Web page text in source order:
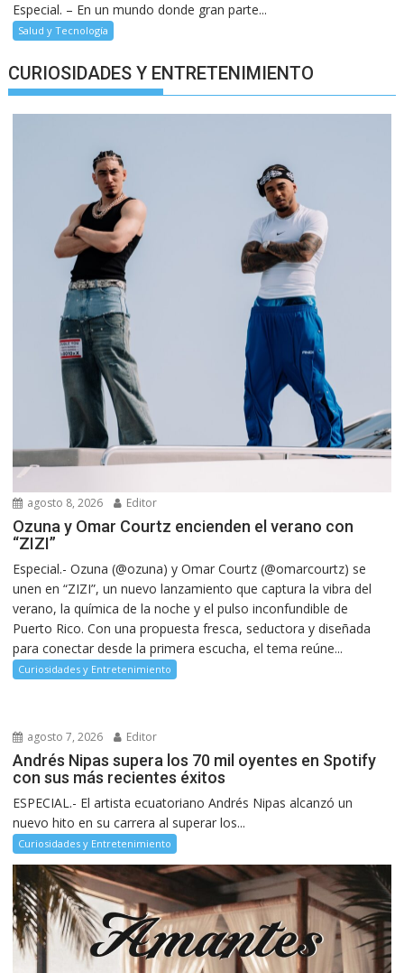
Especial. – En un mundo donde gran parte...
Salud y Tecnología
CURIOSIDADES Y ENTRETENIMIENTO
agosto 8, 2026 Editor
Ozuna y Omar Courtz encienden el verano con
“ZIZI”
Especial.- Ozuna (@ozuna) y Omar Courtz (@omarcourtz) se
unen en “ZIZI”, un nuevo lanzamiento que captura la vibra del
verano, la química de la noche y el pulso inconfundible de
Puerto Rico. Con una propuesta fresca, seductora y diseñada
para conectar desde la primera escucha, el tema reúne...
Curiosidades y Entretenimiento
agosto 7, 2026 Editor
Andrés Nipas supera los 70 mil oyentes en Spotify
con sus más recientes éxitos
ESPECIAL.- El artista ecuatoriano Andrés Nipas alcanzó un
nuevo hito en su carrera al superar los...
Curiosidades y Entretenimiento